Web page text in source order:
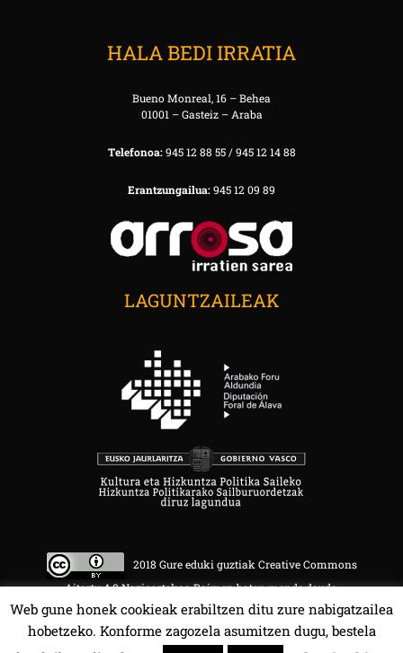
HALA BEDI IRRATIA
Bueno Monreal, 16 – Behea
01001 – Gasteiz – Araba
Telefonoa:945 12 88 55 / 945 12 14 88
Erantzungailua:945 12 09 89
LAGUNTZAILEAK
2018 Gure eduki guztiak Creative Commons
Aitortu 4.0 Nazioartekoa Baimen baten mende daude.
Web gune honek cookieak erabiltzen ditu zure nabigatzailea
hobetzeko. Konforme zagozela asumitzen dugu, bestela